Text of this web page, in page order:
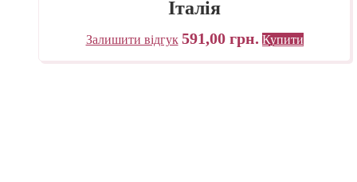
Італія
Залишити відгук 591,00 грн. Купити